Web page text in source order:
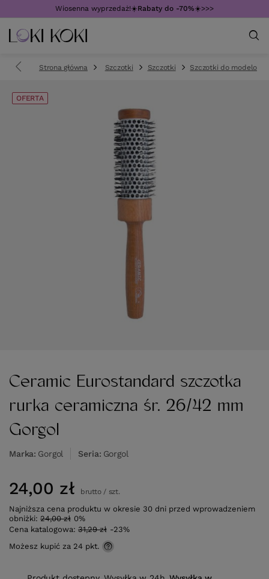
Wiosenna wyprzedaż!☀️Rabaty do -70%☀️>>>
Strona główna Szczotki Szczotki Szczotki do
OFERTA
Ceramic Eurostandard szczotka
rurka ceramiczna śr. 26/42 mm
Gorgol
Marka Gorgol Seria Gorgol
24,00 zł brutto/ szt.
Najniższa cena produktu w okresie 30 dni przed wprowadzeniem
obniżki: 24,00 zł 0%
Cena katalogowa: 31,29 zł -23%
Możesz kupić za 24 pkt.